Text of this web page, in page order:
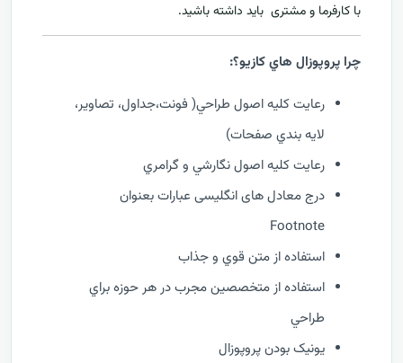
با کارفرما و مشتری بايد داشته باشيد.
چرا پروپوزال هاي کازيو؟:
رعايت کليه اصول طراحي( فونت،جداول، تصاوير،
لايه بندي صفحات)
رعايت کليه اصول نگارشي و گرامري
درج معادل های انگلیسی عبارات بعنوان
Footnote
استفاده از متن قوي و جذاب
استفاده از متخصصين مجرب در هر حوزه براي
طراحي
يونيک بودن پروپوزال